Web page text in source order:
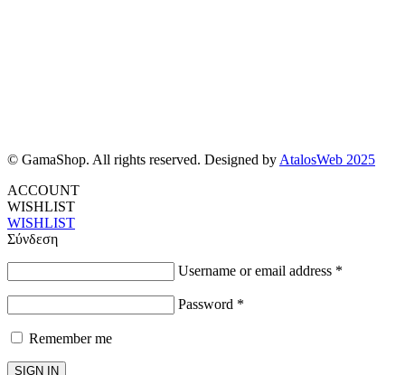
© GamaShop. All rights reserved. Designed by AtalosWeb 2025
ACCOUNT
WISHLIST
WISHLIST
Σύνδεση
Username or email address *
Password *
Remember me
SIGN IN